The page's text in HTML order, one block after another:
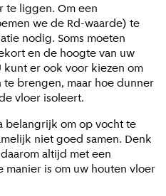
te liggen. Om een
we de Rd-waarde) te
nodig. Soms moeten
en de hoogte van uw
er ook voor kiezen om
brengen, maar hoe dunner
vloer isoleert.
belangrijk om op vocht te
niet goed samen. Denk
altijd met een
manier is om uw houten vloer